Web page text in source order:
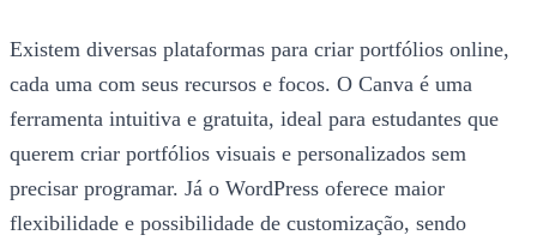
Existem diversas plataformas para criar portfólios online,
cada uma com seus recursos e focos. O Canva é uma
ferramenta intuitiva e gratuita, ideal para estudantes que
querem criar portfólios visuais e personalizados sem
precisar programar. Já o WordPress oferece maior
flexibilidade e possibilidade de customização, sendo